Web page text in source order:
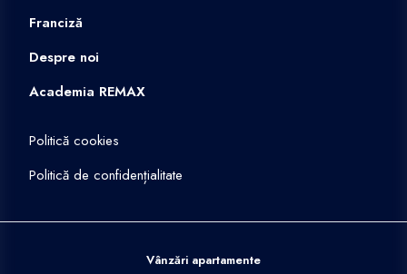
Franciză
Despre noi
Academia REMAX
Politică cookies
Politică de confidențialitate
Vânzări apartamente